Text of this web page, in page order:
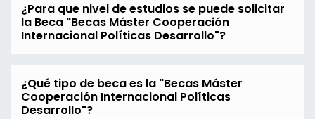
¿Para que nivel de estudios se puede solicitar
la Beca "Becas Máster Cooperación
Internacional Políticas Desarrollo"?
¿Qué tipo de beca es la "Becas Máster
Cooperación Internacional Políticas
Desarrollo"?